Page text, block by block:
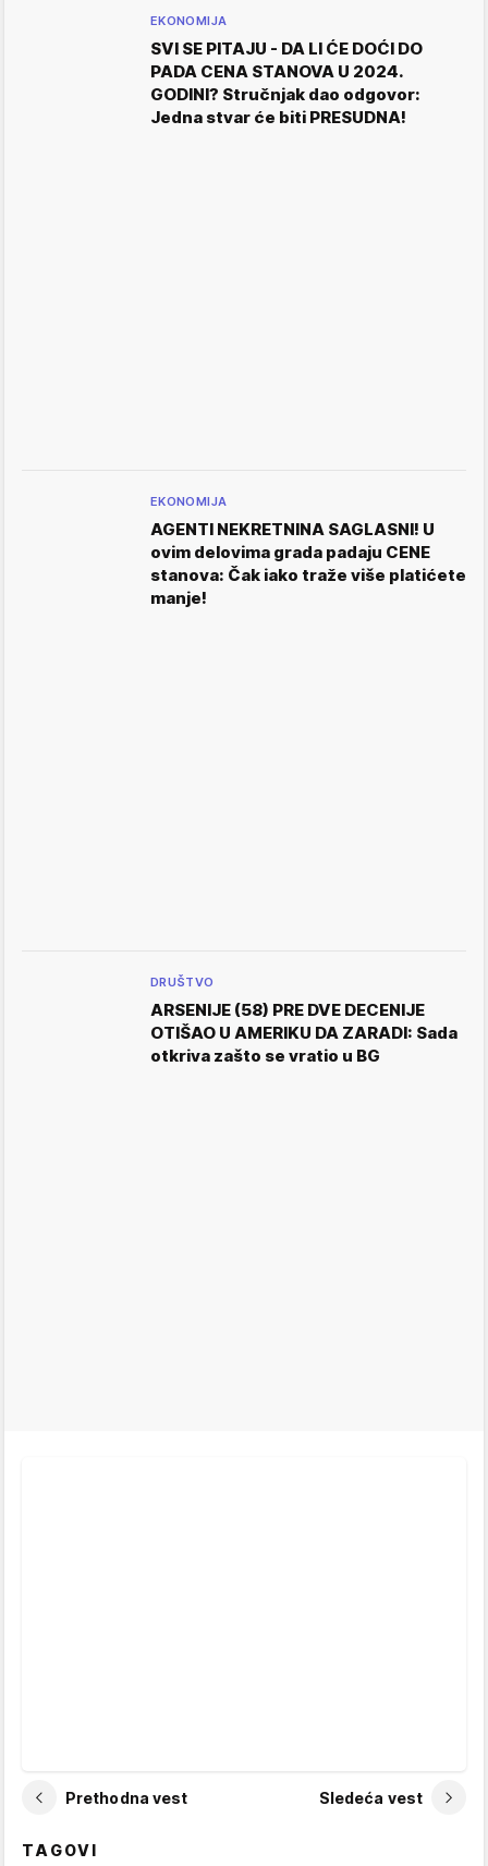
EKONOMIJA
SVI SE PITAJU - DA LI ĆE DOĆI DO
PADA CENA STANOVA U 2024.
GODINI? Stručnjak dao odgovor:
Jedna stvar će biti PRESUDNA!
EKONOMIJA
AGENTI NEKRETNINA SAGLASNI! U
ovim delovima grada padaju CENE
stanova: Čak iako traže više platićete
manje!
DRUŠTVO
ARSENIJE (58) PRE DVE DECENIJE
OTIŠAO U AMERIKU DA ZARADI: Sada
otkriva zašto se vratio u BG
Prethodna vest Sledeća vest
TAGOVI